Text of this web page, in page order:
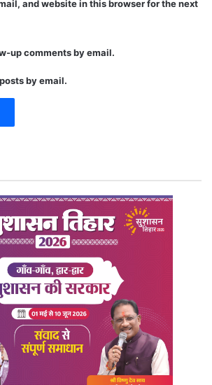
and website in this browser for the next
up comments by email.
by email.